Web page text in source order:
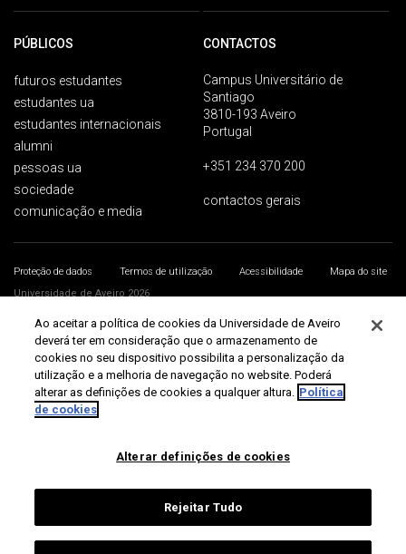
PÚBLICOS
futuros estudantes
estudantes ua
estudantes internacionais
alumni
pessoas ua
sociedade
comunicação e media
CONTACTOS
Campus Universitário de
Santiago
3810-193 Aveiro
Portugal
+351 234 370 200
contactos gerais
Proteção de dados Termos de utilização Acessibilidade
Mapa do site
Universidade de Aveiro 2026
Ao aceitar a política de cookies da Universidade de Aveiro
deverá ter em consideração que o armazenamento de
cookies no seu dispositivo possibilita a personalização da
utilização e a melhoria de navegação no website. Poderá
alterar as definições de cookies a qualquer altura. Política
de cookies
Alterar definições de cookies
Rejeitar Tudo